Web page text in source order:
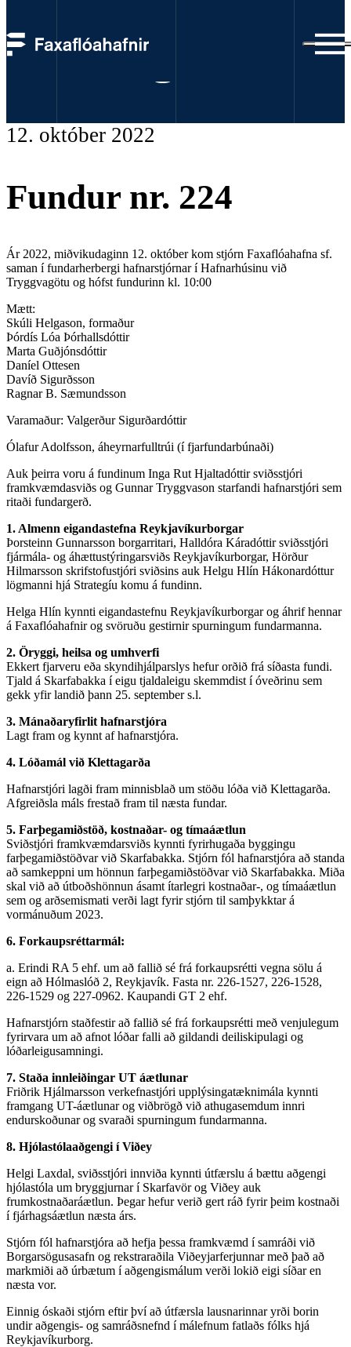
Fundargerðir
12. október 2022
Fundur nr. 224
Ár 2022, miðvikudaginn 12. október kom stjórn Faxaflóahafna sf.
saman í fundarherbergi hafnarstjórnar í Hafnarhúsinu við
Tryggvagötu og hófst fundurinn kl. 10:00
Mætt:
Skúli Helgason, formaður
Þórdís Lóa Þórhallsdóttir
Marta Guðjónsdóttir
Daníel Ottesen
Davíð Sigurðsson
Ragnar B. Sæmundsson
Varamaður: Valgerður Sigurðardóttir
Ólafur Adolfsson, áheyrnarfulltrúi (í fjarfundarbúnaði)
Auk þeirra voru á fundinum Inga Rut Hjaltadóttir sviðsstjóri
framkvæmdasviðs og Gunnar Tryggvason starfandi hafnarstjóri sem
ritaði fundargerð.
1. Almenn eigandastefna Reykjavíkurborgar
Þorsteinn Gunnarsson borgarritari, Halldóra Káradóttir sviðsstjóri
fjármála- og áhættustýringarsviðs Reykjavíkurborgar, Hörður
Hilmarsson skrifstofustjóri sviðsins auk Helgu Hlín Hákonardóttur
lögmanni hjá Strategíu komu á fundinn.
Helga Hlín kynnti eigandastefnu Reykjavíkurborgar og áhrif hennar
á Faxaflóahafnir og svöruðu gestirnir spurningum fundarmanna.
2. Öryggi, heilsa og umhverfi
Ekkert fjarveru eða skyndihjálparslys hefur orðið frá síðasta fundi.
Tjald á Skarfabakka í eigu tjaldaleigu skemmdist í óveðrinu sem
gekk yfir landið þann 25. september s.l.
3. Mánaðaryfirlit hafnarstjóra
Lagt fram og kynnt af hafnarstjóra.
4. Lóðamál við Klettagarða
Hafnarstjóri lagði fram minnisblað um stöðu lóða við Klettagarða.
Afgreiðsla máls frestað fram til næsta fundar.
5. Farþegamiðstöð, kostnaðar- og tímaáætlun
Sviðstjóri framkvæmdarsviðs kynnti fyrirhugaða byggingu
farþegamiðstöðvar við Skarfabakka. Stjórn fól hafnarstjóra að standa
að samkeppni um hönnun farþegamiðstöðvar við Skarfabakka. Miða
skal við að útboðshönnun ásamt ítarlegri kostnaðar-, og tímaáætlun
sem og arðsemismati verði lagt fyrir stjórn til samþykktar á
vormánuðum 2023.
6. Forkaupsréttarmál:
a. Erindi RA 5 ehf. um að fallið sé frá forkaupsrétti vegna sölu á
eign að Hólmaslóð 2, Reykjavík. Fasta nr. 226-1527, 226-1528,
226-1529 og 227-0962. Kaupandi GT 2 ehf.
Hafnarstjórn staðfestir að fallið sé frá forkaupsrétti með venjulegum
fyrirvara um að afnot lóðar falli að gildandi deiliskipulagi og
lóðarleigusamningi.
7. Staða innleiðingar UT áætlunar
Friðrik Hjálmarsson verkefnastjóri upplýsingatæknimála kynnti
framgang UT-áætlunar og viðbrögð við athugasemdum innri
endurskoðunar og svaraði spurningum fundarmanna.
8. Hjólastólaaðgengi í Viðey
Helgi Laxdal, sviðsstjóri innviða kynnti útfærslu á bættu aðgengi
hjólastóla um bryggjurnar í Skarfavör og Viðey auk
frumkostnaðaráætlun. Þegar hefur verið gert ráð fyrir þeim kostnaði
í fjárhagsáætlun næsta árs.
Stjórn fól hafnarstjóra að hefja þessa framkvæmd í samráði við
Borgarsögusasafn og rekstraraðila Viðeyjarferjunnar með það að
markmiði að úrbætum í aðgengismálum verði lokið eigi síðar en
næsta vor.
Einnig óskaði stjórn eftir því að útfærsla lausnarinnar yrði borin
undir aðgengis- og samráðsnefnd í málefnum fatlaðs fólks hjá
Reykjavíkurborg.